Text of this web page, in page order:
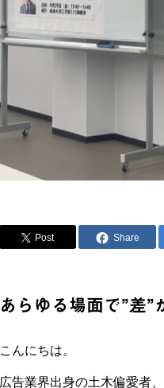
Post Share
あらゆる場面で”差”
こんにちは。
広告業界出身の土木偏愛者